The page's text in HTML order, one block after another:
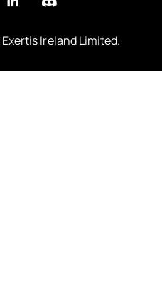
Exertis Ireland Limited.